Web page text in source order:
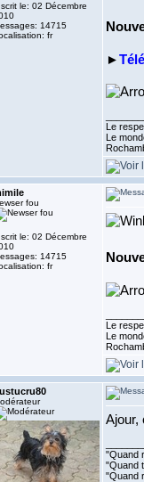
le: 02 Décembre
14715
fr
►
Le
Le
fou
le: 02 Décembre
14715
fr
Le
Le
Ajour,
"Quand
"Quand
"Quand